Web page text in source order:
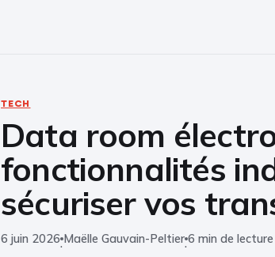
TECH
Data room
fonctionnalités
sécuriser vos
6 juin 2026
·
Maëlle Gauvain-Peltier
·
6 min de lecture